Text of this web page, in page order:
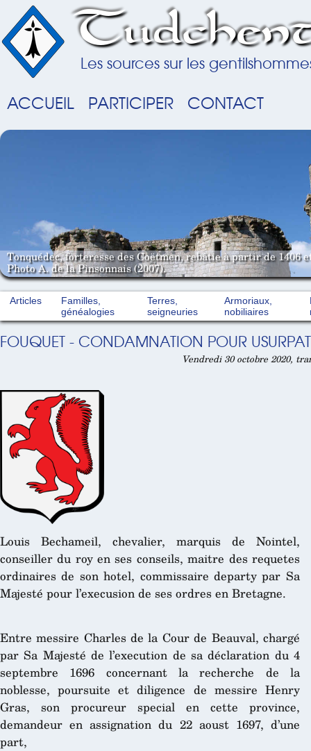
Les sources sur les
ACCUEIL PARTICIPER CONTACT
Tonquédec, forteresse des Coëtmen, rebâtie à partir de 1406
Photo A. de la Pinsonnais (2007).
Articles
Familles,
généalogies
Terres,
seigneuries
Armoriaux,
nobiliaires
FOUQUET - CONDAMNATION POUR
Vendredi 30 octobre 2020,
Louis Bechameil, chevalier, marquis de Nointel,
conseiller du roy en ses conseils, maitre des requetes
ordinaires de son hotel, commissaire departy par Sa
Majesté pour l’execusion de ses ordres en Bretagne.
Entre messire Charles de la Cour de Beauval, chargé
par Sa Majesté de l’execution de sa déclaration du 4
septembre 1696 concernant la recherche de la
noblesse, poursuite et diligence de messire Henry
Gras, son procureur special en cette province,
demandeur en assignation du 22 aoust 1697, d’une
part,